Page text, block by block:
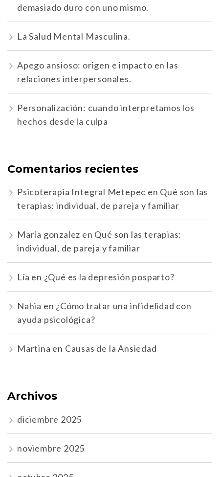
demasiado duro con uno mismo.
La Salud Mental Masculina.
Apego ansioso: origen e impacto en las
relaciones interpersonales.
Personalización: cuando interpretamos los
hechos desde la culpa
Comentarios recientes
Psicoterapia Integral Metepec en Qué son las
terapias: individual, de pareja y familiar
María gonzalez en Qué son las terapias:
individual, de pareja y familiar
Lía en ¿Qué es la depresión posparto?
Nahia en ¿Cómo tratar una infidelidad con
ayuda psicológica?
Martina en Causas de la Ansiedad
Archivos
diciembre 2025
noviembre 2025